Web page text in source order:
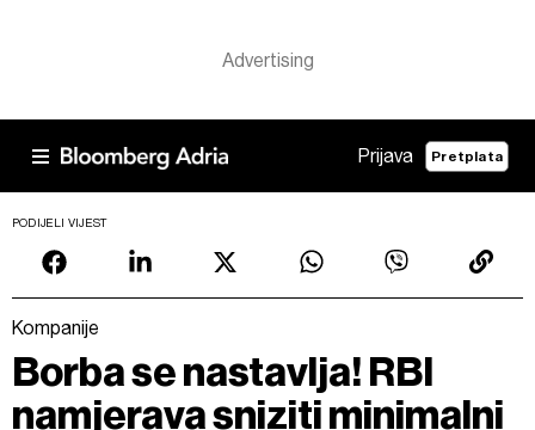
Prijava Pretplata
PODIJELI VIJEST
Kompanije
Borba se nastavlja! RBI
namjerava sniziti minimalni